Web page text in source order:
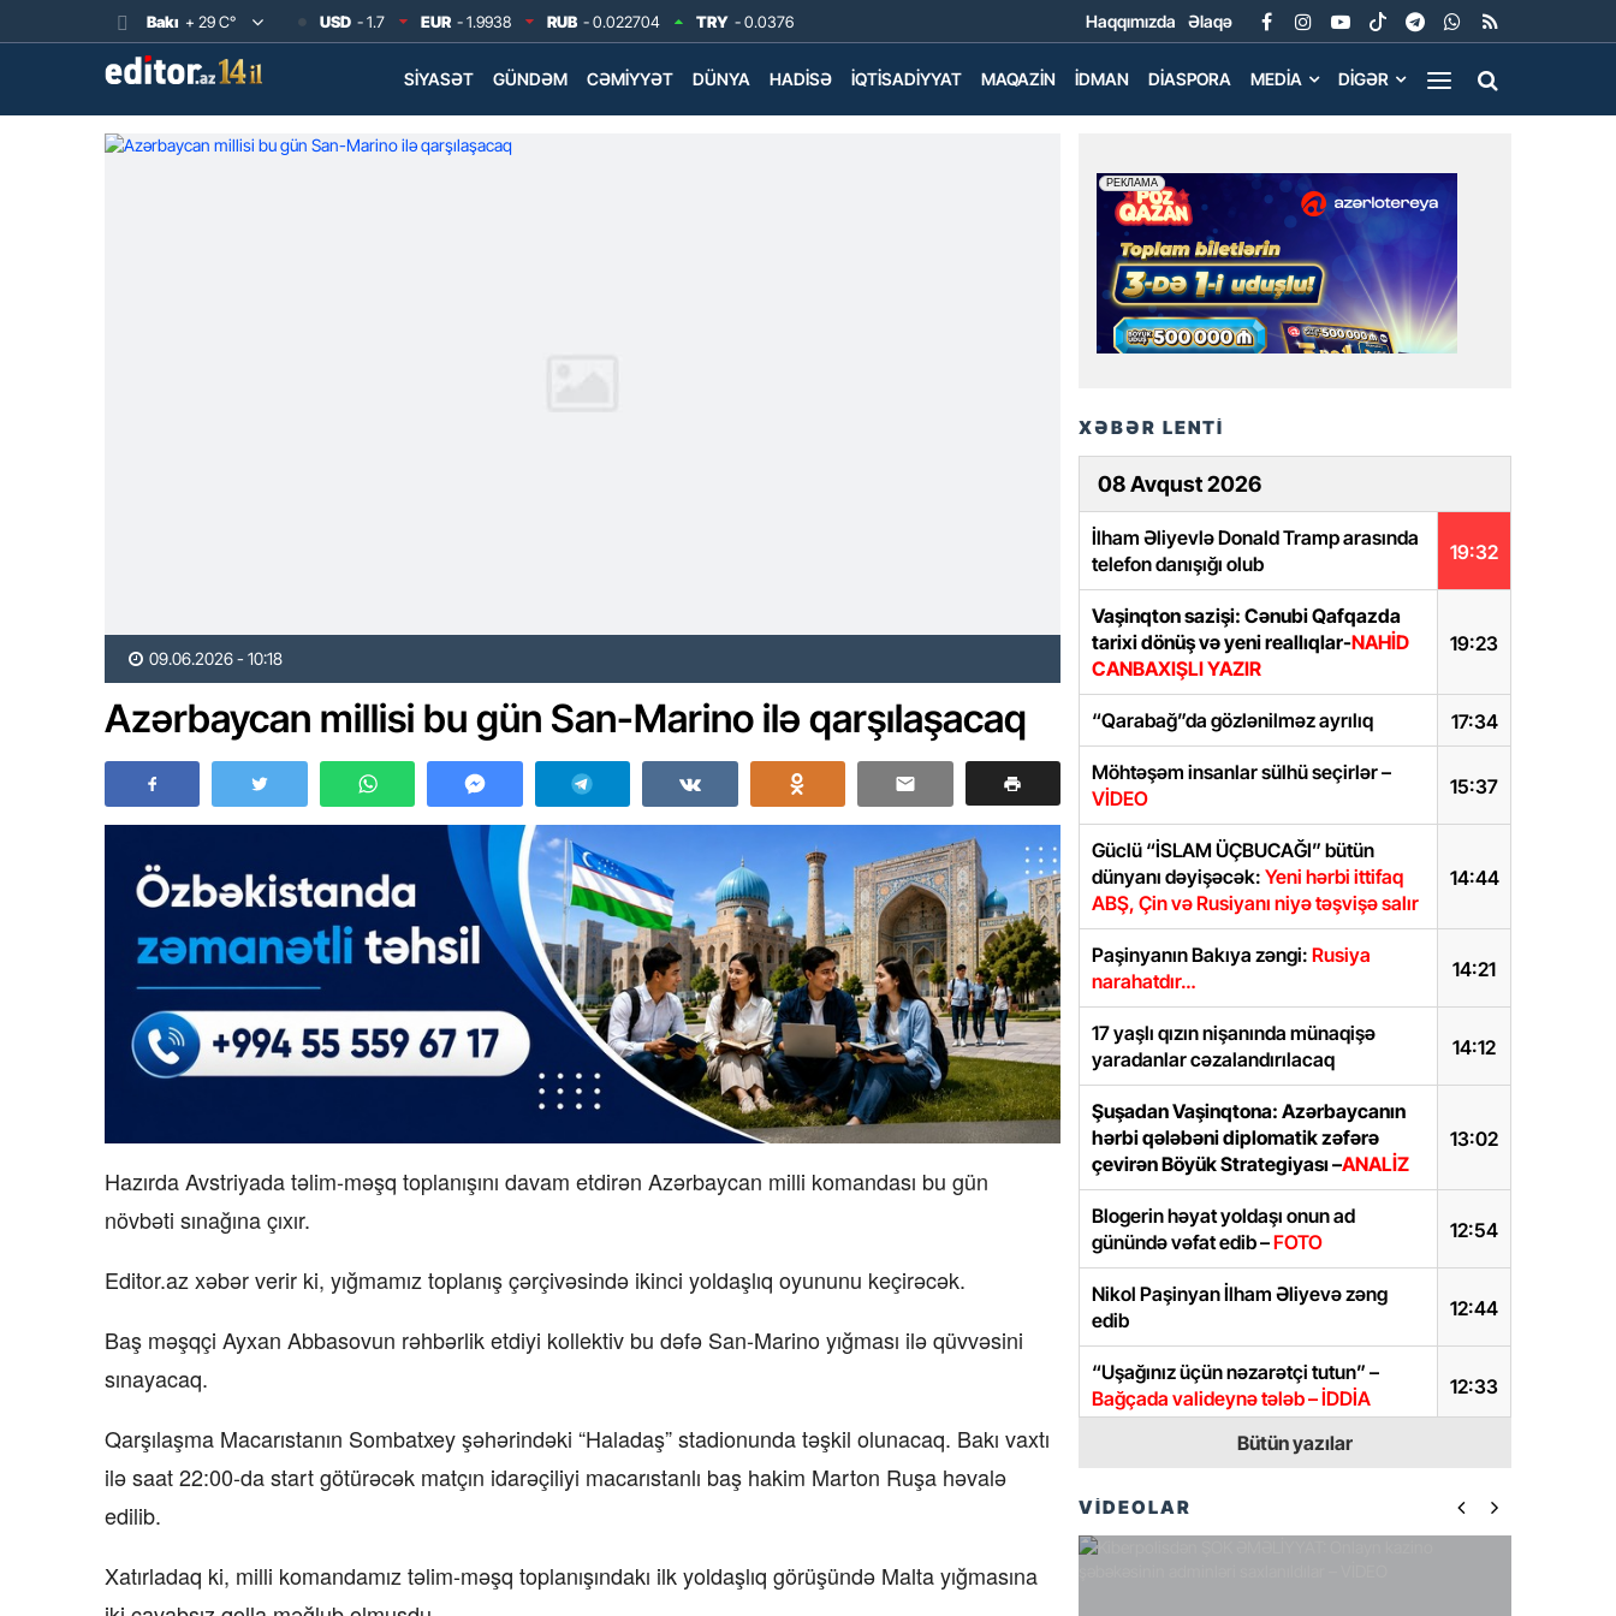
Bakı + 29 C° USD - 1.7 EUR - 1.9938 RUB - 0.022704 TRY - 0.0376 Haqqımızda Əlaqə
SIYASƏT GÜNDƏM CƏMIYYƏT DÜNYA HADISƏ İQTISADIYYAT MAQAZIN İDMAN DIASPORA MEDIA DIGƏR
09.06.2026 - 10:18
Azərbaycan millisi bu gün San-Marino ilə qarşılaşacaq
Hazırda Avstriyada təlim-məşq toplanışını davam etdirən Azərbaycan milli komandası bu gün
növbəti sınağına çıxır.
Editor.az xəbər verir ki, yığmamız toplanış çərçivəsində ikinci yoldaşlıq oyununu keçirəcək.
Baş məşqçi Ayxan Abbasovun rəhbərlik etdiyi kollektiv bu dəfə San-Marino yığması ilə qüvvəsini
sınayacaq.
Qarşılaşma Macarıstanın Sombatxey şəhərindəki “Haladaş” stadionunda təşkil olunacaq. Bakı vaxtı
ilə saat 22:00-da start götürəcək matçın idarəçiliyi macarıstanlı baş hakim Marton Ruşa həvalə
edilib.
Xatırladaq ki, milli komandamız təlim-məşq toplanışındakı ilk yoldaşlıq görüşündə Malta yığmasına
XƏBƏR LENTİ
08 Avqust 2026
19:32
İlham Əliyevlə Donald Tramp arasında
telefon danışığı olub
19:23
Vaşinqton sazişi: Cənubi Qafqazda
tarixi dönüş və yeni reallıqlar-NAHİD
CANBAXIŞLI YAZIR
17:34
“Qarabağ”da gözlənilməz ayrılıq
15:37
Möhtəşəm insanlar sülhü seçirlər –
VİDEO
14:44
Güclü “İSLAM ÜÇBUCAĞI” bütün
dünyanı dəyişəcək: Yeni hərbi ittifaq
ABŞ, Çin və Rusiyanı niyə təşvişə salır
14:21
Paşinyanın Bakıya zəngi: Rusiya
narahatdır…
14:12
17 yaşlı qızın nişanında münaqişə
yaradanlar cəzalandırılacaq
13:02
Şuşadan Vaşinqtona: Azərbaycanın
hərbi qələbəni diplomatik zəfərə
çevirən Böyük Strategiyası –ANALİZ
12:54
Blogerin həyat yoldaşı onun ad
günündə vəfat edib –FOTO
12:44
Nikol Paşinyan İlham Əliyevə zəng
edib
12:33
“Uşağınız üçün nəzarətçi tutun” –
Bağçada valideynə tələb – İDDİA
Ravil Tağıyev vəzifəsindən azad edildi
12:19
Sabirabadda “Güdəcühür”, “Beşdəli”,
milyon xərclənəcək
Bütün yazılar
VİDEOLAR